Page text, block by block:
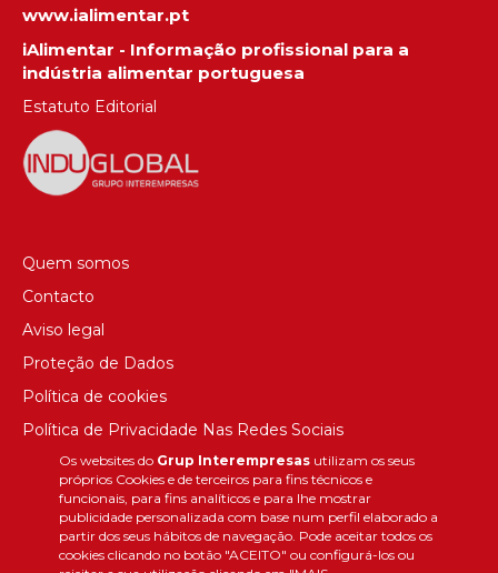
Os websites do Grup Interempresasutilizam os seus
próprios Cookies e de terceiros para fins técnicos e
funcionais, para fins analíticos e para lhe mostrar
publicidade personalizada com base num perfil elaborado a
partir dos seus hábitos de navegação. Pode aceitar todos os
cookies clicando no botão "ACEITO" ou configurá-los ou
www.ialimentar.pt
iAlimentar - Informação profissional para a
indústria alimentar portuguesa
Estatuto Editorial
Quem somos
Contacto
Aviso legal
Proteção de Dados
Política de cookies
Política de Privacidade Nas Redes Sociais
Canal de denúncias
Colaborações editoriais